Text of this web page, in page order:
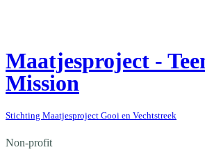
Maatjesproject -
Mission
Stichting Maatjesproject Gooi en Vechtstreek
Non-profit